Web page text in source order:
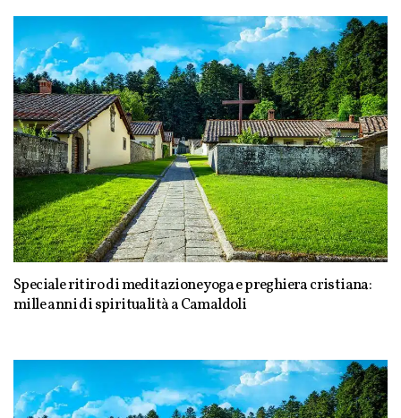
Speciale ritiro di meditazione yoga e preghiera cristiana:
mille anni di spiritualità a Camaldoli